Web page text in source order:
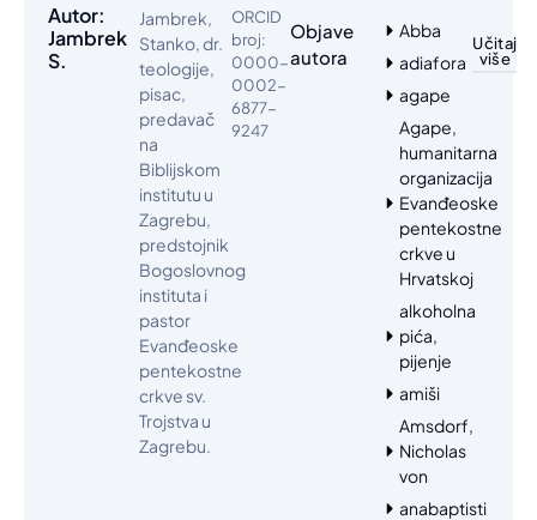
Autor:
Jambrek
S.
Jambrek,
Stanko, dr.
teologije,
pisac,
predavač
na
Biblijskom
institutu u
Zagrebu,
predstojnik
Bogoslovnog
instituta i
pastor
Evanđeoske
pentekostne
crkve sv.
Trojstva u
Zagrebu.
ORCID
broj:
0000-
0002-
6877-
9247
Objave
autora
Abba
adiafora
agape
Agape,
humanitarna
organizacija
Evanđeoske
pentekostne
crkve u
Hrvatskoj
alkoholna
pića,
pijenje
amiši
Amsdorf,
Nicholas
von
anabaptisti
Učitaj
više